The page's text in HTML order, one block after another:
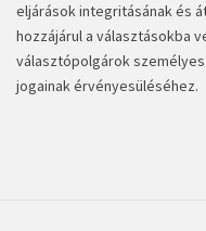
eljárások integritásának és
hozzájárul a választásokba
választópolgárok
jogainak érvényesüléséhez.